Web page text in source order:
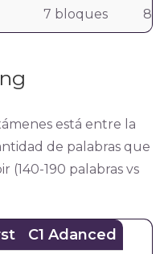
7 bloques
8
está entre la
de palabras que
(140-190 palabras vs
C1 Adanced